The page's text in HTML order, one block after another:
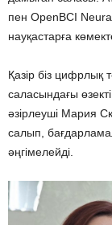
пен OpenBCI
науқастарға
Қазір біз цифрлық
саласындағы
әзірлеуші Мария
салып,
әңгімелейді.